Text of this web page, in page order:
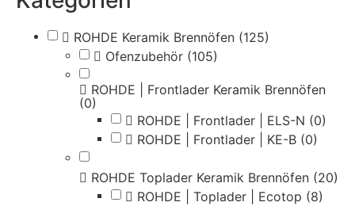
ROHDE Keramik Brennöfen (125)
Ofenzubehör (105)
ROHDE | Frontlader Keramik Brennöfen
(0)
ROHDE | Frontlader | ELS-N (0)
ROHDE | Frontlader | KE-B (0)
ROHDE Toplader Keramik Brennöfen (20)
ROHDE | Toplader | Ecotop (8)